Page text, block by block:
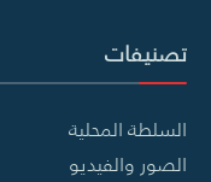
تصنيفات
السلطة المحلية
الصور والفيديو